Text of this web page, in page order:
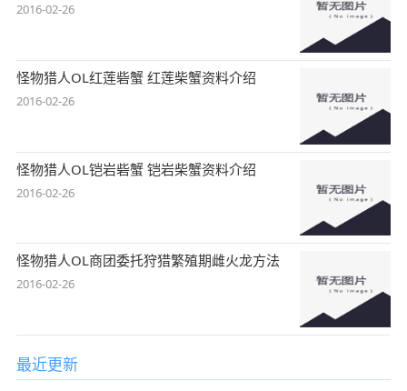
2016-02-26
怪物猎人OL红莲砦蟹 红莲柴蟹资料介绍
2016-02-26
怪物猎人OL铠岩砦蟹 铠岩柴蟹资料介绍
2016-02-26
怪物猎人OL商团委托狩猎繁殖期雌火龙方法
2016-02-26
最近更新